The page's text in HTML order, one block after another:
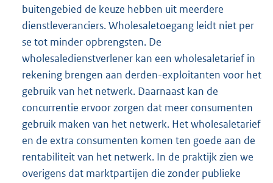
buitengebied de keuze hebben uit meerdere
dienstleveranciers. Wholesaletoegang leidt niet per
se tot minder opbrengsten. De
wholesaledienstverlener kan een wholesaletarief in
rekening brengen aan derden-exploitanten voor het
gebruik van het netwerk. Daarnaast kan de
concurrentie ervoor zorgen dat meer consumenten
gebruik maken van het netwerk. Het wholesaletarief
en de extra consumenten komen ten goede aan de
rentabiliteit van het netwerk. In de praktijk zien we
overigens dat marktpartijen die zonder publieke